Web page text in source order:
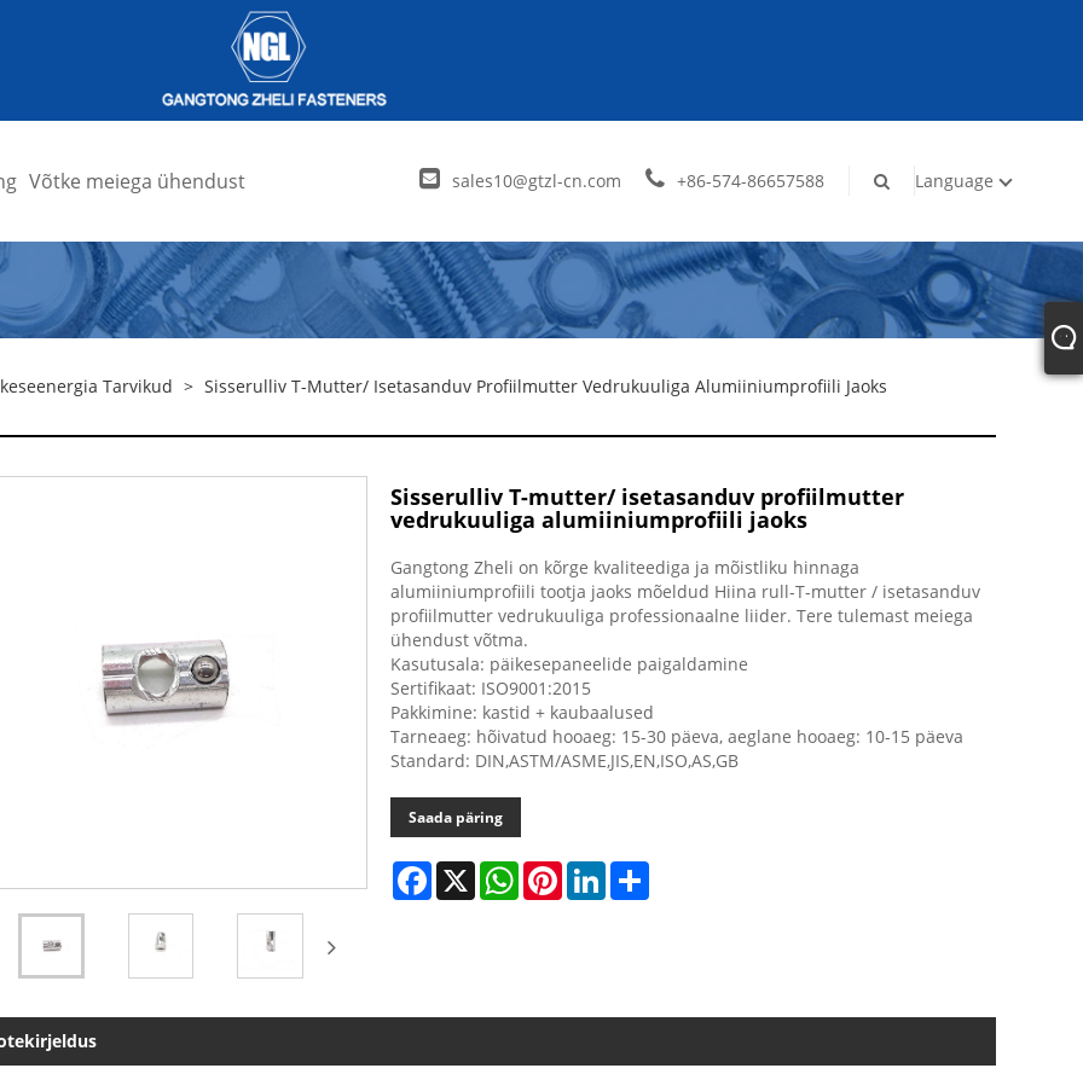
Võtke meiega ühendust sales10@gtzl-cn.com +86-574-86657588 Language
Tarvikud > Sisserulliv T-Mutter/ Isetasanduv Profiilmutter Vedrukuuliga Alumiiniumprofiili Jaoks
Sisserulliv T-mutter/ isetasanduv profiilmutter
vedrukuuliga alumiiniumprofiili jaoks
Gangtong Zheli on kõrge kvaliteediga ja mõistliku hinnaga
alumiiniumprofiili tootja jaoks mõeldud Hiina rull-T-mutter / isetasanduv
profiilmutter vedrukuuliga professionaalne liider. Tere tulemast meiega
ühendust võtma.
Kasutusala: päikesepaneelide paigaldamine
Sertifikaat: ISO9001:2015
Pakkimine: kastid + kaubaalused
Tarneaeg: hõivatud hooaeg: 15-30 päeva, aeglane hooaeg: 10-15 päeva
Standard: DIN,ASTM/ASME,JIS,EN,ISO,AS,GB
Saada päring
Facebook
X WhatsAppPinterestLinkedInShare